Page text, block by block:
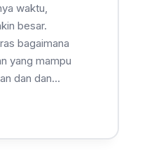
waktu,
besar.
bagaimana
yang mampu
dan dan…